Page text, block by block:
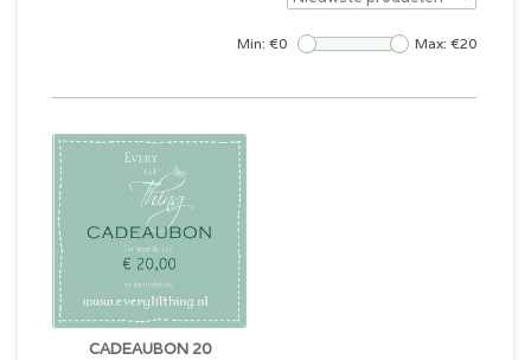
Min: €0 Max: €20
CADEAUBON 20